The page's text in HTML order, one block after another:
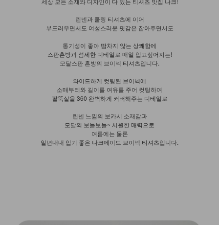
린넨과 쿨링 티셔츠에 이어
부드러우면서도 여성스러운 핏감은 잡아주면서도
통기성이 좋아 땀차지 않는 상쾌함에
스판혼방과 섬세한 디테일로 매일 입고싶어지는!
모달스판 혼방의 브이넥 티셔츠입니다.
와이드하게 컷팅된 브이넥에
소매부리와 길이를 여유를 주어 컷팅하여
팔뚝살을 360 완벽하게 커버해주는 디테일로
린넨 느낌의 보카시 소재감과
모달의 보들보들~ 시원한 매력으로
여름에는 물론
일년내내 입기 좋은 나크메이드 브이넥 티셔츠입니다.